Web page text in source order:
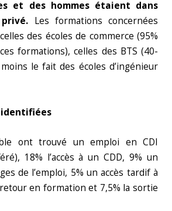
et des hommes étaient dans
Les formations concernées
des écoles de commerce (95%
formations), celles des BTS (40-
le fait des écoles d’ingénieur
ont trouvé un emploi en CDI
18% l’accès à un CDD, 9% un
de l’emploi, 5% un accès tardif à
retour en formation et 7,5% la sortie